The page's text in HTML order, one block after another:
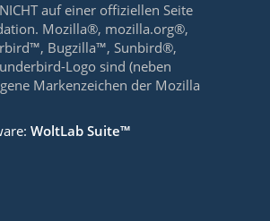
auf einer offiziellen Seite
Mozilla®, mozilla.org®,
Bugzilla™, Sunbird®,
Logo sind (neben
Markenzeichen der Mozilla
WoltLab Suite™